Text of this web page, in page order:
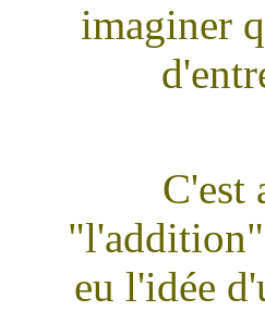
imaginer
C'est
eu l'idée